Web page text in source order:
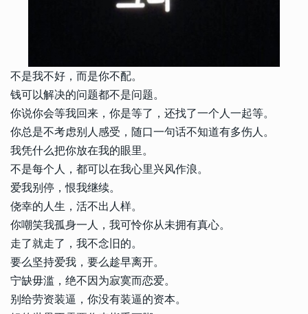
不是我不好，而是你不配。
钱可以解决的问题都不是问题。
你说你会等我回来，你是等了，还找了一个人一起等。
你总是不考虑别人感受，随口一句话不知道有多伤人。
我凭什么把你放在我的眼里。
不是每个人，都可以在我心里兴风作浪。
爱我别停，恨我继续。
侥幸的人生，活不出人样。
你嘲笑我孤身一人，我可怜你从未拥有真心。
走了就走了，我不念旧的。
要么坚持爱我，要么趁早离开。
宁缺毋滥，绝不因为寂寞而恋爱。
别给劳资装逼，你没有装逼的资本。